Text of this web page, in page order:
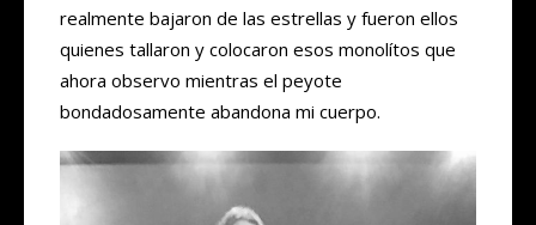
realmente bajaron de las estrellas y fueron ellos
quienes tallaron y colocaron esos monolítos que
ahora observo mientras el peyote
bondadosamente abandona mi cuerpo.